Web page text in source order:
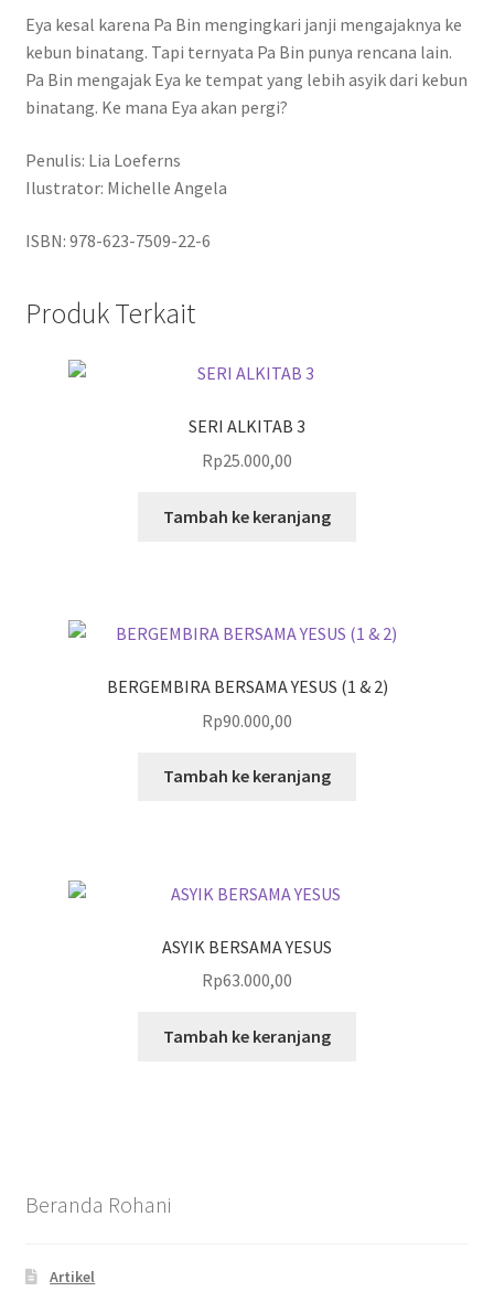
Eya kesal karena Pa Bin mengingkari janji mengajaknya ke
kebun binatang. Tapi ternyata Pa Bin punya rencana lain.
Pa Bin mengajak Eya ke tempat yang lebih asyik dari kebun
binatang. Ke mana Eya akan pergi?
Penulis: Lia Loeferns
Ilustrator: Michelle Angela
ISBN: 978-623-7509-22-6
Produk Terkait
SERI ALKITAB 3
Rp25.000,00
Tambah ke keranjang
BERGEMBIRA BERSAMA YESUS (1 & 2)
Rp90.000,00
Tambah ke keranjang
ASYIK BERSAMA YESUS
Rp63.000,00
Tambah ke keranjang
Beranda Rohani
Artikel